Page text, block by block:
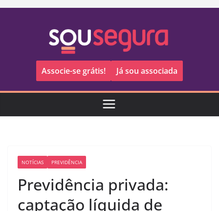
Pular
Associe-se grátis! Já sou associada
NOTÍCIAS PREVIDÊNCIA
Previdência privada:
captação líquida de